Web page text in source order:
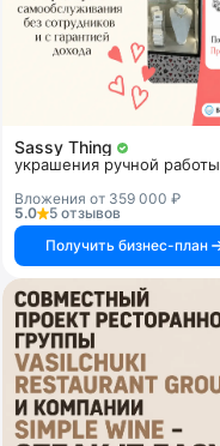
Sassy Thing
украшения ручной работы
Вложения от 359 000 ₽
5.0
5 отзывов
Получить бизнес-план